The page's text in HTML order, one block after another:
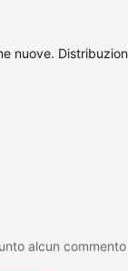
nuove.
alcun commento